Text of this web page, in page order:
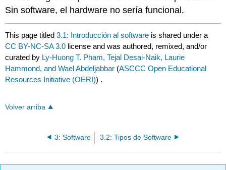
Sin software, el hardware no sería funcional.
This page titled3.1: Introducción al software is shared under a
CC BY-NC-SA 3.0 license and was authored, remixed, and/or
curated by Ly-Huong T. Pham, Tejal Desai-Naik, Laurie
Hammond, and Wael Abdeljabbar (ASCCC Open Educational
Resources Initiative (OERI)) .
Volver arriba
3: Software 3.2: Tipos de Software